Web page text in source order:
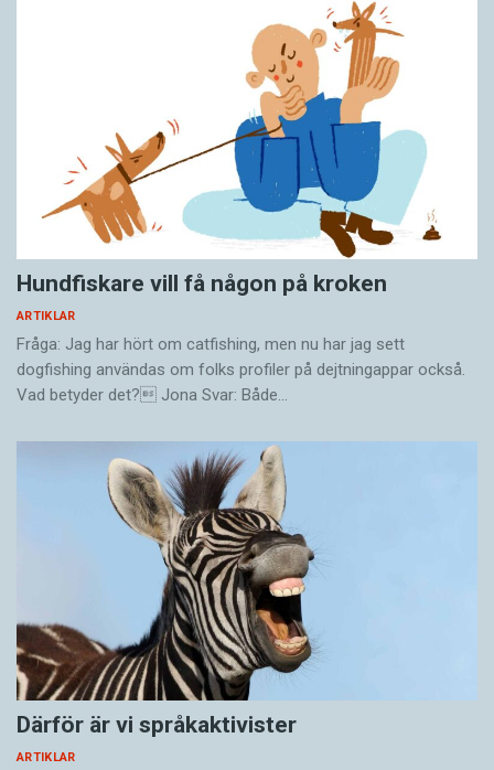
Hundfiskare vill få någon på kroken
ARTIKLAR
Fråga: Jag har hört om catfishing, men nu har jag sett
dogfishing användas om folks profiler på dejtningappar också.
Vad betyder det? Jona Svar: Både…
Därför är vi språkaktivister
ARTIKLAR